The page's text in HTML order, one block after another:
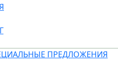
ПРЕДЛОЖЕНИЯ